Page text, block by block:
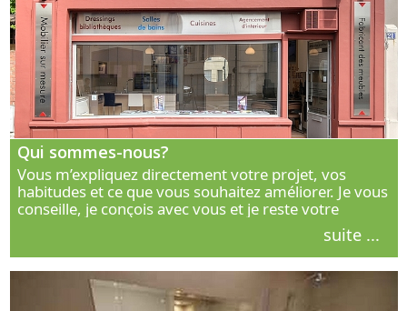
Qui sommes-nous?
Vous m’expliquez directement votre projet, vos
habitudes et ce que vous souhaitez améliorer. Je vous
conseille, je conçois avec vous et je reste votre
interlocuteur principal. Découvrez ma façon de vous
suite ...